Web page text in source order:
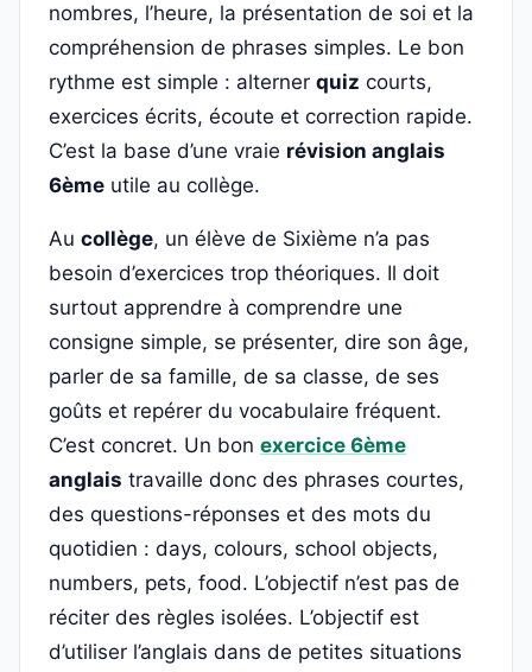
nombres, l’heure, la présentation de soi et la
compréhension de phrases simples. Le bon
rythme est simple : alterner quiz courts,
exercices écrits, écoute et correction rapide.
C’est la base d’une vraie révision anglais
6ème utile au collège.
Au collège, un élève de Sixième n’a pas
besoin d’exercices trop théoriques. Il doit
surtout apprendre à comprendre une
consigne simple, se présenter, dire son âge,
parler de sa famille, de sa classe, de ses
goûts et repérer du vocabulaire fréquent.
C’est concret. Un bon exercice 6ème
anglais travaille donc des phrases courtes,
des questions-réponses et des mots du
quotidien : days, colours, school objects,
numbers, pets, food. L’objectif n’est pas de
réciter des règles isolées. L’objectif est
d’utiliser l’anglais dans de petites situations